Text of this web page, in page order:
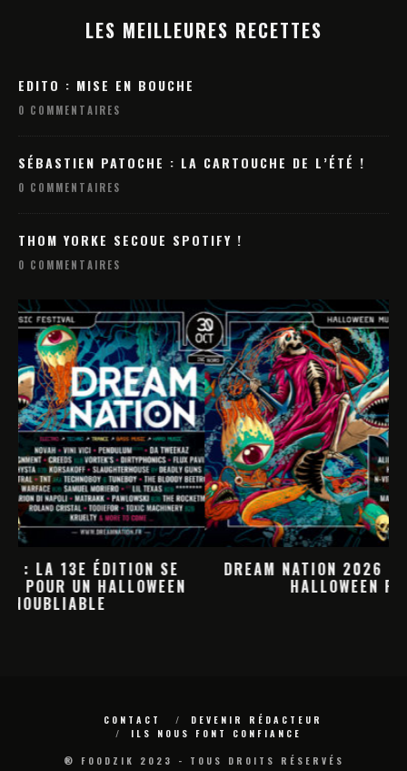
LES MEILLEURES RECETTES
EDITO : MISE EN BOUCHE
0 COMMENTAIRES
SÉBASTIEN PATOCHE : LA CARTOUCHE DE L’ÉTÉ !
0 COMMENTAIRES
THOM YORKE SECOUE SPOTIFY !
0 COMMENTAIRES
DREAM NATION 2026 : LA PROGRAMMATION
HALLOWEEN PREND FORME
CONTACT
DEVENIR RÉDACTEUR
ILS NOUS FONT CONFIANCE
® FOODZIK 2023 - TOUS DROITS RÉSERVÉS